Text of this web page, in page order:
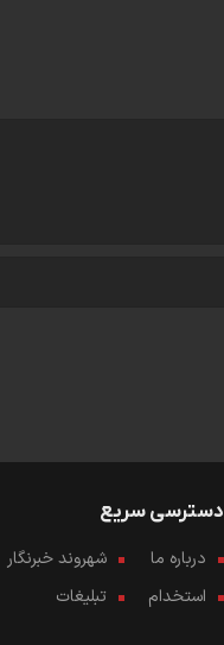
دسترسی سریع
درباره ما
شهروند خبرنگار
استخدام
تبلیغات